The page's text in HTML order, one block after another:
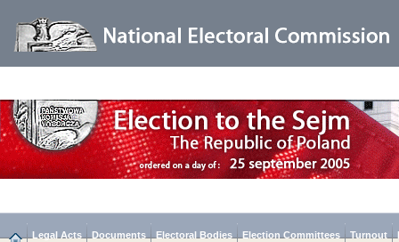
Legal Acts Documents Electoral Bodies Election Committees Turnout